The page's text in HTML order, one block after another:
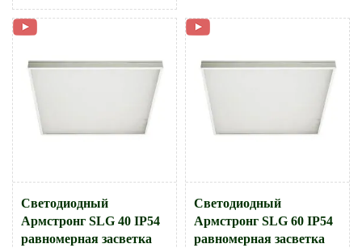
Светодиодный
Армстронг SLG 40 IP54
равномерная засветка
Светодиодный
Армстронг SLG 60 IP54
равномерная засветка